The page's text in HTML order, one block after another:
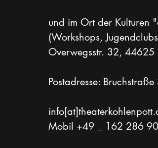
und im Ort der Kulturen
(Workshops,
Overwegsstr. 32, 44625
Postadresse:
Mobil +49 _ 162 286